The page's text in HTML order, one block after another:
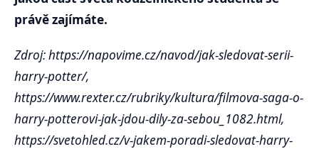
právě zajímáte.
Zdroj: https://napovime.cz/navod/jak-sledovat-serii-
harry-potter/,
https://www.rexter.cz/rubriky/kultura/filmova-saga-o-
harry-potterovi-jak-jdou-dily-za-sebou_1082.html,
https://svetohled.cz/v-jakem-poradi-sledovat-harry-